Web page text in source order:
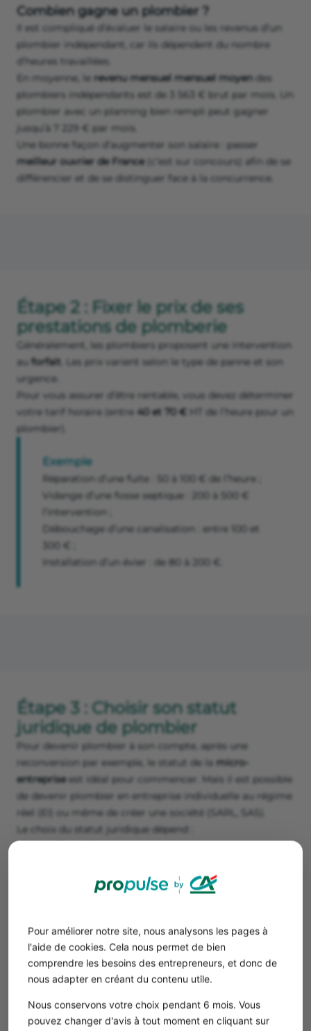
Pour améliorer notre site, nous analysons les pages à
l'aide de cookies. Cela nous permet de bien
comprendre les besoins des entrepreneurs, et donc de
nous adapter en créant du contenu utile.
Nous conservons votre choix pendant 6 mois. Vous
pouvez changer d'avis à tout moment en cliquant sur
Combien gagne un plombier ?
Il est compliqué d’évaluer le salaire ou les revenus d’un
plombier indépendant, car ils dépendent du nombre
d’heures travaillées.
En moyenne, le revenu mensuel mensuel moyendes
plombiers indépendants est de 3 563 € brut par mois. Un
plombier avec un planning bien rempli peut gagner
jusqu’à 7 229 € par mois.
Une bonne façon d’augmenter son salaire : passer
meilleur ouvrier de France(c’est sur concours) afin de se
différencier et de se distinguer face à la concurrence.
Étape 2 : Fixer le prix de ses
prestations de plomberie
Généralement, les plombiers proposent une intervention
au forfait . Les prix varient selon le type de panne et son
urgence.
Pour vous assurer d’être rentable, vous devez déterminer
votre tarif horaire (entre 40 et 70 € HT de l’heure pour un
plombier).
Exemple
Réparation d’une fuite : 50 à 100 € de l’heure ;
Vidange d’une fosse septique : 200 à 500 €
l’intervention ;
Débouchage d’une canalisation : entre 100 et
300 € ;
Installation d’un évier : de 80 à 200 €.
Étape 3 : Choisir son statut
juridique de plombier
Pour devenir plombier à son compte, après une
reconversion par exemple, le statut de la micro-
entrepriseest idéal pour commencer. Mais il est possible
de devenir plombier en entreprise individuelle au régime
réel (EI) ou même de créer une société (SARL, SAS).
Le choix du statut juridique dépend :
du souhait de s’associer ou non.
auto-entrepreneur, et si son activité se développe, passer
au régime réel qui n’a pas de plafond de chiffre d’affaires
et qui permet de déduire ses frais.
Statut
Avantages
Micro-
entreprise
Création et
gestion facilitée
Impossible de
déduire ses frais